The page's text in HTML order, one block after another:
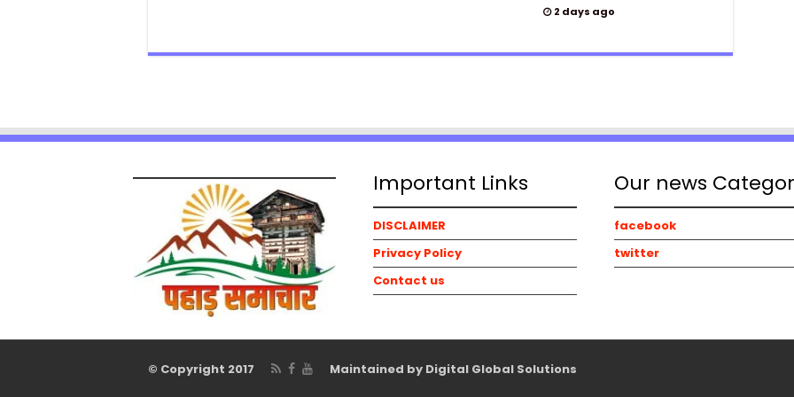
2 days ago
Important Links
DISCLAIMER
Privacy Policy
Contact us
Our news
facebook
twitter
© Copyright 2017 Maintained by Digital Global Solutions